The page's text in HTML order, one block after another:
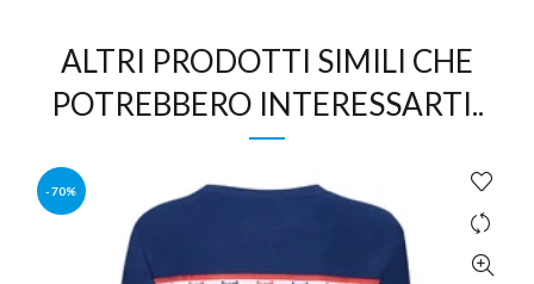
ALTRI PRODOTTI SIMILI CHE
POTREBBERO INTERESSARTI..
-70%